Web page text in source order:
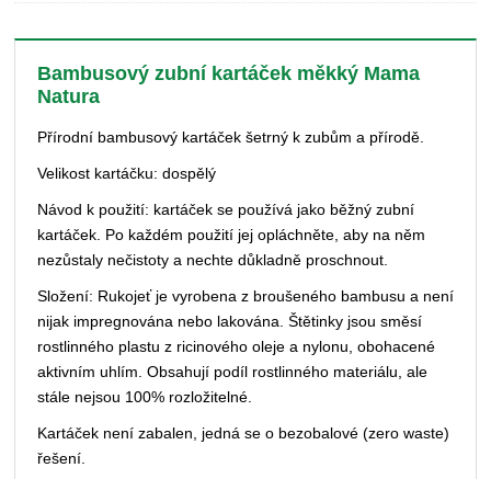
Bambusový zubní kartáček měkký Mama
Natura
Přírodní bambusový kartáček šetrný k zubům a přírodě.
Velikost kartáčku: dospělý
Návod k použití: kartáček se používá jako běžný zubní
kartáček. Po každém použití jej opláchněte, aby na něm
nezůstaly nečistoty a nechte důkladně proschnout.
Složení: Rukojeť je vyrobena z broušeného bambusu a není
nijak impregnována nebo lakována. Štětinky jsou směsí
rostlinného plastu z ricinového oleje a nylonu, obohacené
aktivním uhlím. Obsahují podíl rostlinného materiálu, ale
stále nejsou 100% rozložitelné.
Kartáček není zabalen, jedná se o bezobalové (zero waste)
řešení.